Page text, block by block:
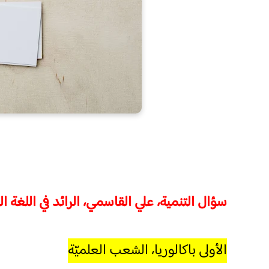
سؤال التنمية، علي القاسمي، الرائد في اللغة
الأولى باكالوريا، الشعب العلميّة